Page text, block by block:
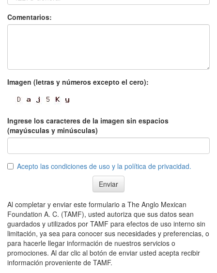
Comentarios:
Imagen (letras y números excepto el cero):
Ingrese los caracteres de la imagen sin espacios
(mayúsculas y minúsculas)
Acepto las condiciones de uso y la política de privacidad.
Enviar
Al completar y enviar este formulario a The Anglo Mexican
Foundation A. C. (TAMF), usted autoriza que sus datos sean
guardados y utilizados por TAMF para efectos de uso interno sin
limitación, ya sea para conocer sus necesidades y preferencias, o
para hacerle llegar información de nuestros servicios o
promociones. Al dar clic al botón de enviar usted acepta recibir
información proveniente de TAMF.